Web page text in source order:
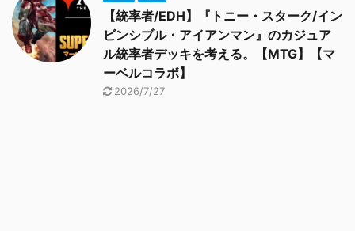
【統率者/EDH】『トニー・スターク/イン
ビンシブル・アイアンマン』のカジュア
ル統率者デッキを考える。【MTG】【マ
ーベルコラボ】
2026/7/27